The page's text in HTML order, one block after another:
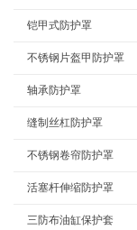
铠甲式防护罩
不锈钢片盔甲防护罩
轴承防护罩
缝制丝杠防护罩
不锈钢卷帘防护罩
活塞杆伸缩防护罩
三防布油缸保护套